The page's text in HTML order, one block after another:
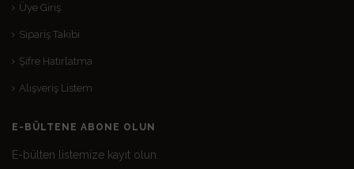
Üye Giriş
Sipariş Takibi
Şifre Hatırlatma
Alışveriş Listem
E-BÜLTENE ABONE OLUN
E-bülten listemize kayıt olun.